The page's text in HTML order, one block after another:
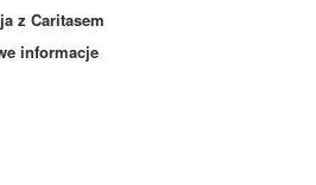
z Caritasem
informacje